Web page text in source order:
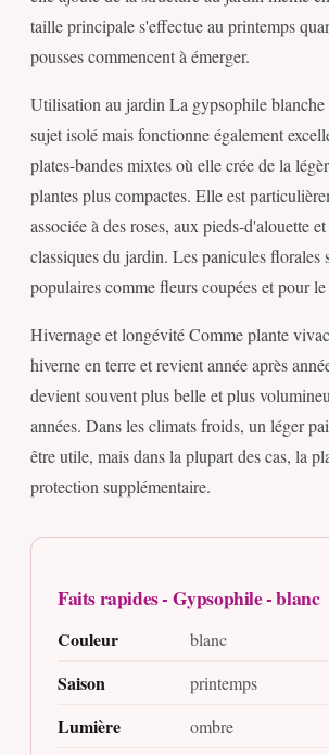
taille principale s'effectue au printemps
pousses commencent à émerger.
Utilisation au jardin La gypsophile blanche
sujet isolé mais fonctionne également
plates-bandes mixtes où elle crée de la
plantes plus compactes. Elle est
associée à des roses, aux pieds-d'alouette
classiques du jardin. Les panicules florales
populaires comme fleurs coupées et pour le
Hivernage et longévité Comme plante
hiverne en terre et revient année après
devient souvent plus belle et plus
années. Dans les climats froids, un léger
être utile, mais dans la plupart des cas, la
protection supplémentaire.
Faits rapides - Gypsophile - blanc
Couleur blanc
Saison printemps
Lumière ombre